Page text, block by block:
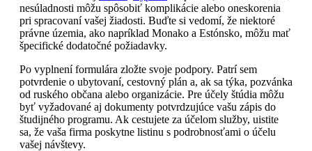
nesúladnosti môžu spôsobiť komplikácie alebo oneskorenia
pri spracovaní vašej žiadosti. Buďte si vedomí, že niektoré
právne územia, ako napríklad Monako a Estónsko, môžu mať
špecifické dodatočné požiadavky.
Po vyplnení formulára zložte svoje podpory. Patrí sem
potvrdenie o ubytovaní, cestovný plán a, ak sa týka, pozvánka
od ruského občana alebo organizácie. Pre účely štúdia môžu
byť vyžadované aj dokumenty potvrdzujúce vašu zápis do
študijného programu. Ak cestujete za účelom služby, uistite
sa, že vaša firma poskytne listinu s podrobnosťami o účelu
vašej návštevy.